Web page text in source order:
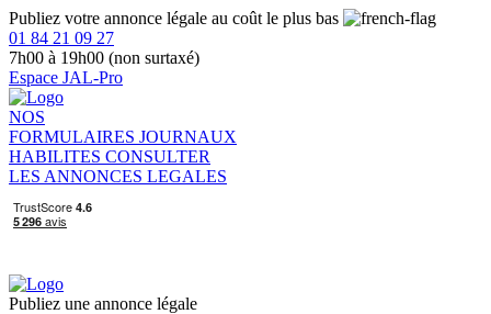
Publiez votre annonce légale au coût le plus bas
01 84 21 09 27
7h00 à 19h00 (non surtaxé)
Espace JAL-Pro
NOS
FORMULAIRES JOURNAUX
HABILITES CONSULTER
LES ANNONCES LEGALES
Publiez une annonce légale